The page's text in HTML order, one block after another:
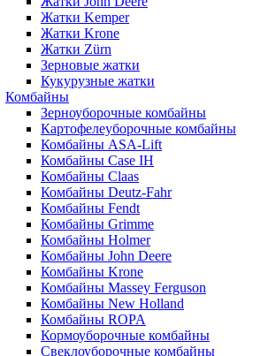
Жатки Kemper
Жатки Krone
Жатки Zürn
Зерновые жатки
Кукурузные жатки
Комбайны
Зерноуборочные комбайны
Картофелеуборочные комбайны
Комбайны ASA-Lift
Комбайны Case IH
Комбайны Claas
Комбайны Deutz-Fahr
Комбайны Fendt
Комбайны Grimme
Комбайны Holmer
Комбайны John Deere
Комбайны Krone
Комбайны Massey Ferguson
Комбайны New Holland
Комбайны ROPA
Кормоуборочные комбайны
Свеклоуборочные комбайны